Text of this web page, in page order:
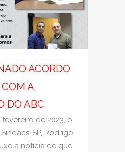
ACORDO
A
DO ABC
fevereiro de 2023, o
SP, Rodrigo
a notícia de que